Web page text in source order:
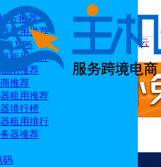
行推荐
租用推荐
IP VPS
租用推荐
用推荐
推荐
租用推荐
排行榜
租用排行
器推荐
码
年支持部署Hermes Agent的VPS云